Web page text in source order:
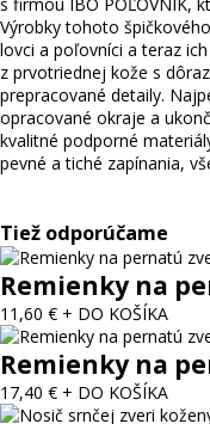
Výrobky tohoto
lovci a poľovníci a teraz
z prvotriednej kože s
prepracované detaily.
opracované okraje a
kvalitné podporné
pevné a tiché zapínania,
Tiež odporúčame
Remienky na
11,60 € + DO KOŠÍKA
Remienky na
17,40 € + DO KOŠÍKA